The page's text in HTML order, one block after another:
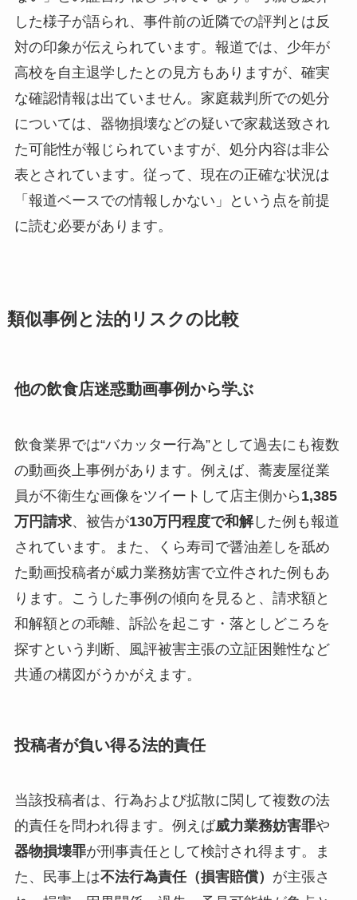
した様子が語られ、事件前の近隣での評判とは反
対の印象が伝えられています。報道では、少年が
高校を自主退学したとの見方もありますが、確実
な確認情報は出ていません。家庭裁判所での処分
については、器物損壊などの疑いで家裁送致され
た可能性が報じられていますが、処分内容は非公
表とされています。従って、現在の正確な状況は
「報道ベースでの情報しかない」という点を前提
に読む必要があります。
類似事例と法的リスクの比較
他の飲食店迷惑動画事例から学ぶ
飲食業界では“バカッター行為”として過去にも複数
の動画炎上事例があります。例えば、蕎麦屋従業
員が不衛生な画像をツイートして店主側から 1,385
万円請求、被告が130万円程度で和解した例も報道
されています。また、くら寿司で醤油差しを舐め
た動画投稿者が威力業務妨害で立件された例もあ
ります。こうした事例の傾向を見ると、請求額と
和解額との乖離、訴訟を起こす・落としどころを
探すという判断、風評被害主張の立証困難性など
共通の構図がうかがえます。
投稿者が負い得る法的責任
当該投稿者は、行為および拡散に関して複数の法
的責任を問われ得ます。例えば威力業務妨害罪や
器物損壊罪が刑事責任として検討され得ます。ま
た、民事上は不法行為責任（損害賠償） が主張さ